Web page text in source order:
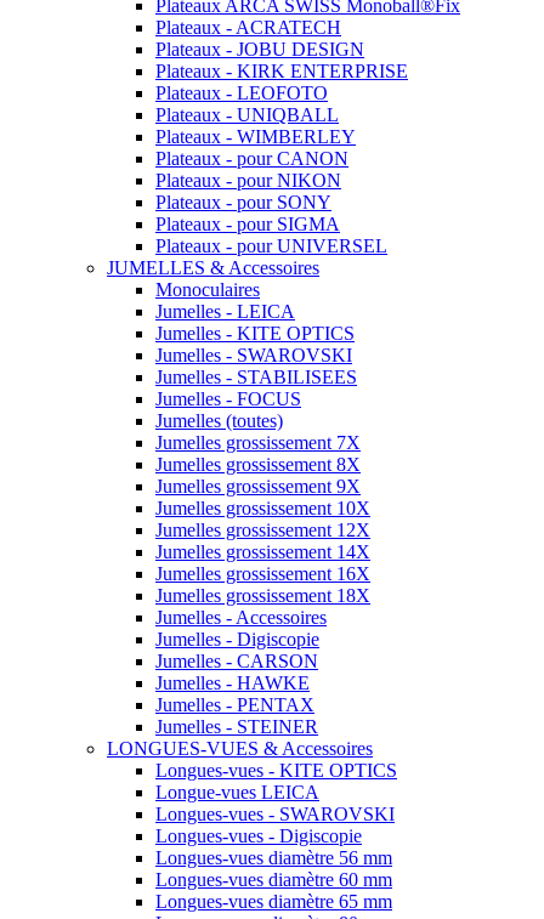
Plateaux ARCA SWISS Monoball®Fix
Plateaux - ACRATECH
Plateaux - JOBU DESIGN
Plateaux - KIRK ENTERPRISE
Plateaux - LEOFOTO
Plateaux - UNIQBALL
Plateaux - WIMBERLEY
Plateaux - pour CANON
Plateaux - pour NIKON
Plateaux - pour SONY
Plateaux - pour SIGMA
Plateaux - pour UNIVERSEL
JUMELLES & Accessoires
Monoculaires
Jumelles - LEICA
Jumelles - KITE OPTICS
Jumelles - SWAROVSKI
Jumelles - STABILISEES
Jumelles - FOCUS
Jumelles (toutes)
Jumelles grossissement 7X
Jumelles grossissement 8X
Jumelles grossissement 9X
Jumelles grossissement 10X
Jumelles grossissement 12X
Jumelles grossissement 14X
Jumelles grossissement 16X
Jumelles grossissement 18X
Jumelles - Accessoires
Jumelles - Digiscopie
Jumelles - CARSON
Jumelles - HAWKE
Jumelles - PENTAX
Jumelles - STEINER
LONGUES-VUES & Accessoires
Longues-vues - KITE OPTICS
Longue-vues LEICA
Longues-vues - SWAROVSKI
Longues-vues - Digiscopie
Longues-vues diamètre 56 mm
Longues-vues diamètre 60 mm
Longues-vues diamètre 65 mm